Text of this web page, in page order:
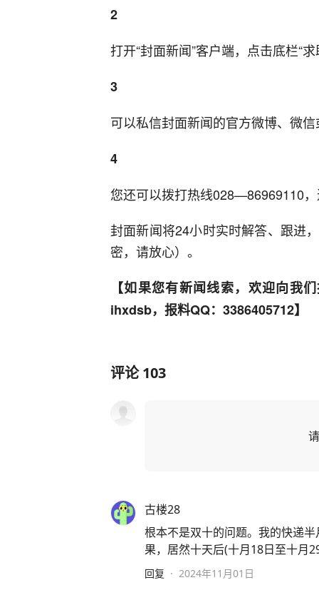
2
打开“封面新闻”客户端，点击底栏“
3
可以私信封面新闻的官方微博、微信
4
您还可以拨打热线028—86969110，
封面新闻将24小时实时解答、跟进
密，请放心）。
【如果您有新闻线索，欢迎向我
ihxdsb，报料QQ：3386405712】
评论103
古楼28
根本不是双十的问题。我的快递
果，居然十天后(十月18日至十月
回复 · 2024年11月01日